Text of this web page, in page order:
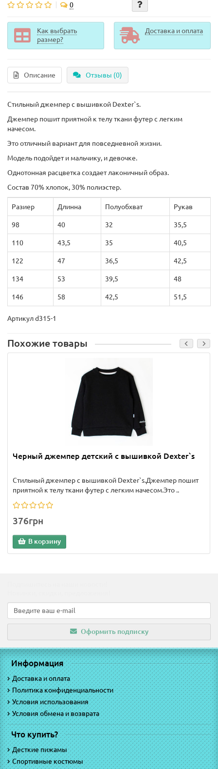
0
Как выбрать
размер?
Доставка и оплата
Описание Отзывы (0)
Стильный джемпер с вышивкой Dexter`s.
Джемпер пошит приятной к телу ткани футер с легким
начесом.
Это отличный вариант для повседневной жизни.
Модель подойдет и мальчику, и девочке.
Однотонная расцветка создает лаконичный образ.
Состав 70% хлопок, 30% полиэстер.
Разиер Длинна Полуобхват Рукав
98 40 32 35,5
110 43,5 35 40,5
122 47 36,5 42,5
134 53 39,5 48
146 58 42,5 51,5
Артикул d315-1
Похожие товары
Черный джемпер детский с вышивкой Dexter`s
Стильный джемпер с вышивкой Dexter`s.Джемпер пошит
приятной к телу ткани футер с легким начесом.Это ..
376грн
В корзину
Оформить подписку
Информация
Доставка и оплата
Политика конфиденциальности
Условия использования
Условия обмена и возврата
Что купить?
Десткие пижамы
Спортивные костюмы